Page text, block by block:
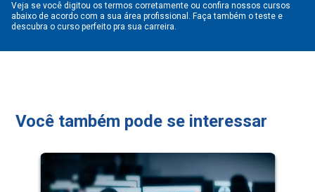
Veja se você digitou os termos corretamente ou confira nossos cursos
abaixo de acordo com a sua área profissional. Faça também o teste e
descubra o curso perfeito pra sua carreira.
Você também pode se interessar